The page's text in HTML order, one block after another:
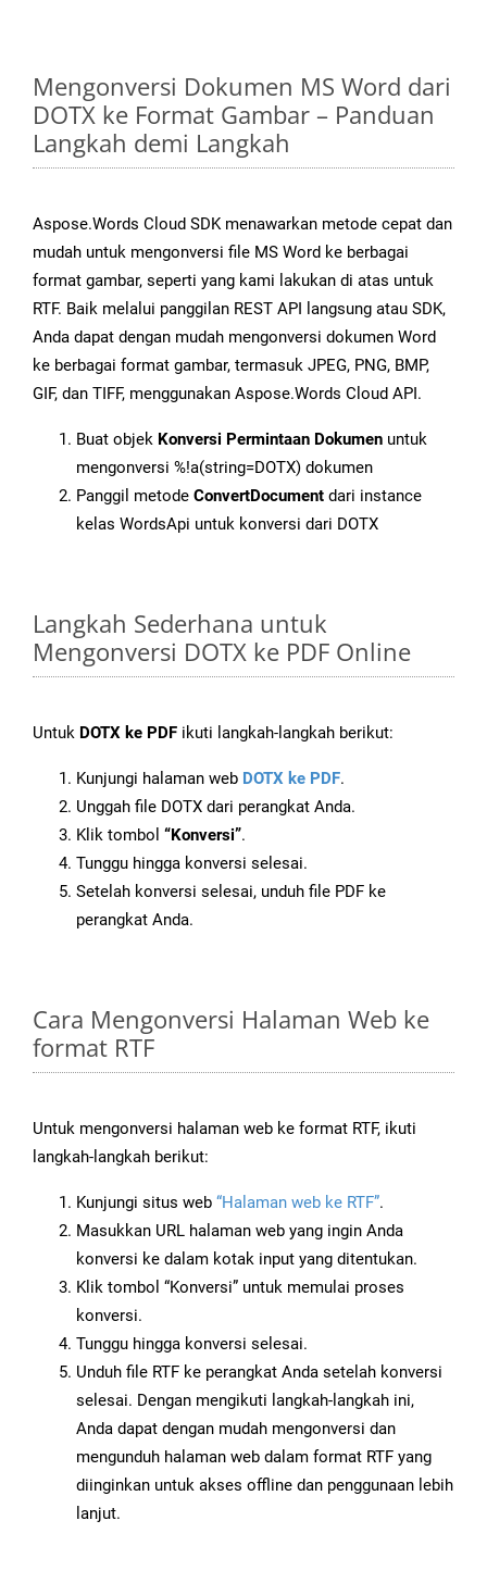
Mengonversi Dokumen MS Word dari
DOTX ke Format Gambar – Panduan
Langkah demi Langkah
Aspose.Words Cloud SDK menawarkan metode cepat dan
mudah untuk mengonversi file MS Word ke berbagai
format gambar, seperti yang kami lakukan di atas untuk
RTF. Baik melalui panggilan REST API langsung atau SDK,
Anda dapat dengan mudah mengonversi dokumen Word
ke berbagai format gambar, termasuk JPEG, PNG, BMP,
GIF, dan TIFF, menggunakan Aspose.Words Cloud API.
Buat objek Konversi Permintaan Dokumen untuk
mengonversi %!a(string=DOTX) dokumen
Panggil metode ConvertDocument dari instance
kelas WordsApi untuk konversi dari DOTX
Langkah Sederhana untuk
Mengonversi DOTX ke PDF Online
Untuk DOTX ke PDF ikuti langkah-langkah berikut:
Kunjungi halaman web DOTX ke PDF.
Unggah file DOTX dari perangkat Anda.
Klik tombol “Konversi”.
Tunggu hingga konversi selesai.
Setelah konversi selesai, unduh file PDF ke
perangkat Anda.
Cara Mengonversi Halaman Web ke
format RTF
Untuk mengonversi halaman web ke format RTF, ikuti
langkah-langkah berikut:
Kunjungi situs web “Halaman web ke RTF”.
Masukkan URL halaman web yang ingin Anda
konversi ke dalam kotak input yang ditentukan.
Klik tombol “Konversi” untuk memulai proses
konversi.
Tunggu hingga konversi selesai.
Unduh file RTF ke perangkat Anda setelah konversi
selesai. Dengan mengikuti langkah-langkah ini,
Anda dapat dengan mudah mengonversi dan
mengunduh halaman web dalam format RTF yang
diinginkan untuk akses offline dan penggunaan lebih
lanjut.